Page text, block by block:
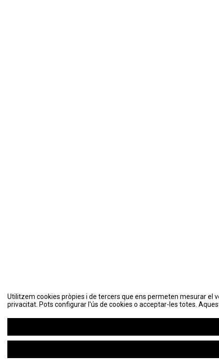
Utilitzem cookies pròpies i de tercers que ens permeten mesurar el
privacitat. Pots configurar l'ús de cookies o acceptar-les totes.
Utilitzem cookies pròpies i de tercers que ens permeten mesurar el
privacitat. Pots configurar l'ús de cookies o acceptar-les totes.